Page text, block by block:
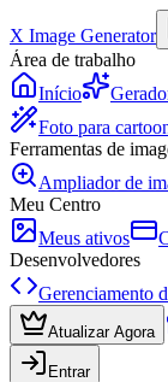
X Image Generator
Área de trabalho
Início
Foto para
Ferramentas de
Ampliador de
Meu Centro
Meus ativos
Desenvolvedores
Gerenciamento
Atualizar Agora
Entrar